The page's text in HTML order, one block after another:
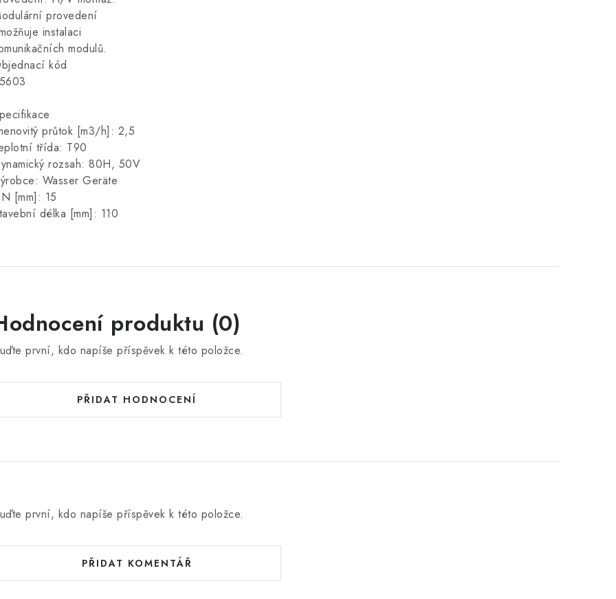
provedení
instalaci
modulů.
kód
průtok [m3/h]: 2,5
třída: T90
rozsah: 80H, 50V
Wasser Geräte
[mm]: 15
délka [mm]: 110
produktu (0)
první, kdo napíše příspěvek k této položce.
PŘIDAT HODNOCENÍ
první, kdo napíše příspěvek k této položce.
PŘIDAT KOMENTÁŘ